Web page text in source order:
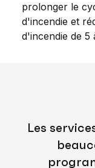
prolonger le
d'incendie et
d'incendie de 5
Les